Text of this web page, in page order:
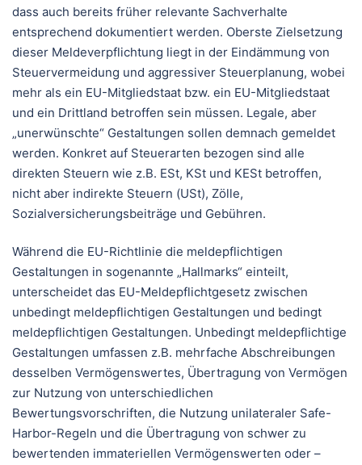
dass auch bereits früher relevante Sachverhalte
entsprechend dokumentiert werden. Oberste Zielsetzung
dieser Meldeverpflichtung liegt in der Eindämmung von
Steuervermeidung und aggressiver Steuerplanung, wobei
mehr als ein EU-Mitgliedstaat bzw. ein EU-Mitgliedstaat
und ein Drittland betroffen sein müssen. Legale, aber
„unerwünschte“ Gestaltungen sollen demnach gemeldet
werden. Konkret auf Steuerarten bezogen sind alle
direkten Steuern wie z.B. ESt, KSt und KESt betroffen,
nicht aber indirekte Steuern (USt), Zölle,
Sozialversicherungsbeiträge und Gebühren.
Während die EU-Richtlinie die meldepflichtigen
Gestaltungen in sogenannte „Hallmarks“ einteilt,
unterscheidet das EU-Meldepflichtgesetz zwischen
unbedingt meldepflichtigen Gestaltungen und bedingt
meldepflichtigen Gestaltungen. Unbedingt meldepflichtige
Gestaltungen umfassen z.B. mehrfache Abschreibungen
desselben Vermögenswertes, Übertragung von Vermögen
zur Nutzung von unterschiedlichen
Bewertungsvorschriften, die Nutzung unilateraler Safe-
Harbor-Regeln und die Übertragung von schwer zu
bewertenden immateriellen Vermögenswerten oder –